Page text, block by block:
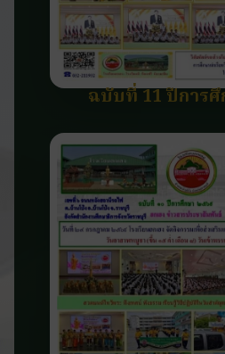
ฉบับที่ 11 ปีการศึ